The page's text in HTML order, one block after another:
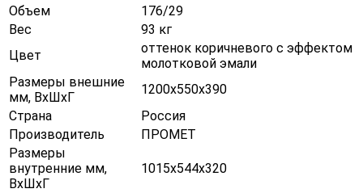
Объем
176/29
Вес
93 кг
Цвет
оттенок коричневого с эффектом
молотковой эмали
Размеры внешние
мм, ВхШхГ
1200х550х390
Страна
Россия
Производитель
ПРОМЕТ
Размеры
внутренние мм,
ВхШхГ
1015х544х320